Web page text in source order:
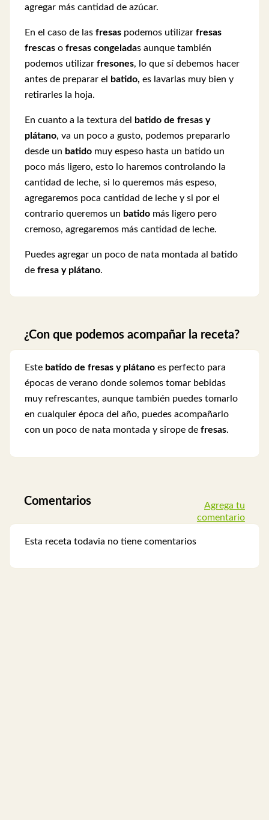
agregar más cantidad de azúcar.
En el caso de las fresas podemos utilizar fresas
frescas o fresas congeladas aunque también
podemos utilizar fresones, lo que sí debemos hacer
antes de preparar el
batido, es lavarlas muy bien y
retirarles la hoja.
En cuanto a la textura del
batido de fresas y
plátano, va un poco a gusto, podemos prepararlo
desde un batido muy espeso hasta un batido un
poco más ligero, esto lo haremos controlando la
cantidad de leche, si lo queremos más espeso,
agregaremos poca cantidad de leche y si por el
contrario queremos un batido más ligero pero
cremoso, agregaremos más cantidad de leche.
Puedes agregar un poco de nata montada al batido
de fresa y plátano.
¿Con que podemos acompañar la receta?
Este batido de fresas y plátano es perfecto para
épocas de verano donde solemos tomar bebidas
muy refrescantes, aunque también puedes tomarlo
en cualquier época del año, puedes acompañarlo
con un poco de nata montada y sirope de fresas.
Comentarios
Agrega tu
comentario
Esta receta todavia no tiene comentarios